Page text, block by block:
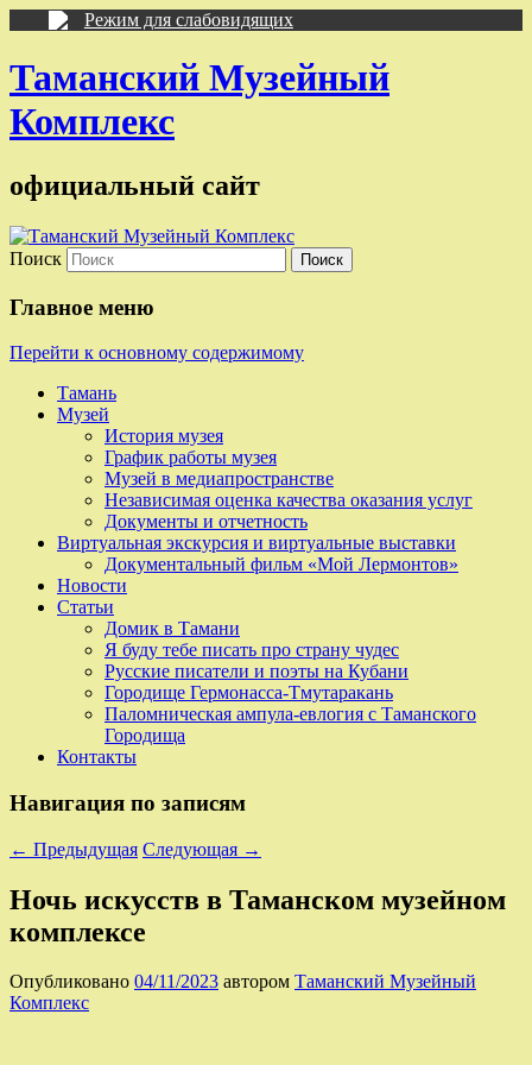
Режим для слабовидящих
Таманский Музейный
Комплекс
официальный сайт
Поиск
Главное меню
Перейти к основному содержимому
Тамань
Музей
История музея
График работы музея
Музей в медиапространстве
Независимая оценка качества оказания услуг
Документы и отчетность
Виртуальная экскурсия и виртуальные выставки
Документальный фильм «Мой Лермонтов»
Новости
Статьи
Домик в Тамани
Я буду тебе писать про страну чудес
Русские писатели и поэты на Кубани
Городище Гермонасса-Тмутаракань
Паломническая ампула-евлогия с Таманского
Городища
Контакты
Навигация по записям
← Предыдущая Следующая →
Ночь искусств в Таманском музейном
комплексе
Опубликовано 04/11/2023 автором Таманский Музейный
Комплекс